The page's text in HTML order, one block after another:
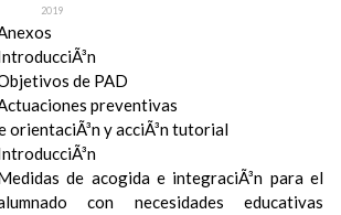
2019
de PAD
preventivas
orientaciÃ³n y acciÃ³n tutorial
de acogida e integraciÃ³n para el
con necesidades educativas